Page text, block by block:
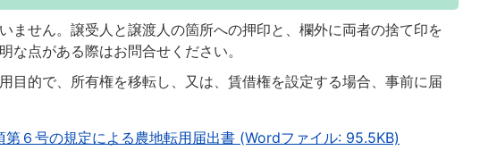
ません。譲受人と譲渡人の箇所への押印と、欄外に両者の捨て印を
な点がある際はお問合せください。
目的で、所有権を移転し、又は、賃借権を設定する場合、事前に届
第６号の規定による農地転用届出書 (Wordファイル: 95.5KB)